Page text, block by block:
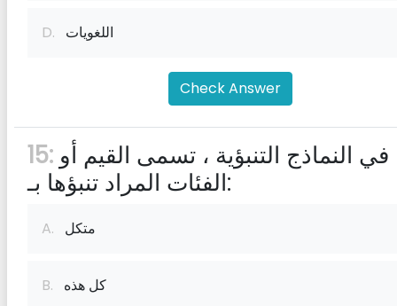
D. اللغويات
Check Answer
15:
الفئات المراد تنبؤها بـ:
A. متكل
B. كل هذه